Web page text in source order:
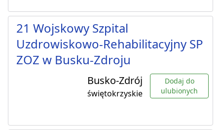
21 Wojskowy Szpital
Uzdrowiskowo-Rehabilitacyjny SP
ZOZ w Busku-Zdroju
Busko-Zdrój
świętokrzyskie
Dodaj do
ulubionych